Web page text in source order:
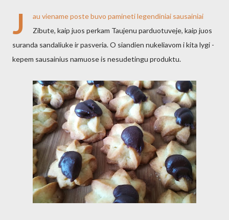
J
au viename poste buvo pamineti legendiniai sausainiai
Zibute, kaip juos perkam Taujenu parduotuveje, kaip juos
suranda sandaliuke ir pasveria. O siandien nukeliavom i kita lygi -
kepem sausainius namuose is nesudetingu produktu.